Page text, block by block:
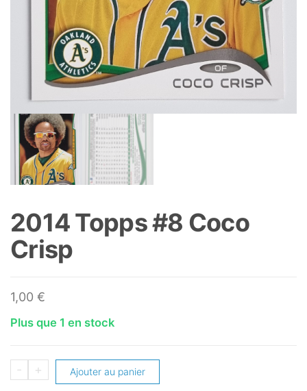
2014 Topps #8 Coco
Crisp
1,00 €
Plus que 1 en stock
-
quantité
+ Ajouter au panier